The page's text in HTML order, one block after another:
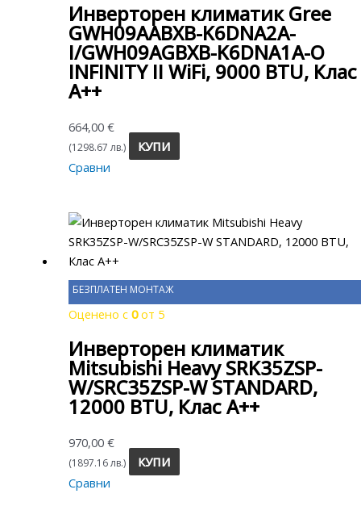
Инверторен климатик Gree
GWH09AABXB-K6DNA2A-
I/GWH09AGBXB-K6DNA1A-O
INFINITY II WiFi, 9000 BTU, Клас
A++
664,00€
(1298.67 лв.)
КУПИ
Сравни
БЕЗПЛАТЕН МОНТАЖ
Оценено с0от 5
Инверторен климатик
Mitsubishi Heavy SRK35ZSP-
W/SRC35ZSP-W STANDARD,
12000 BTU, Клас A++
970,00€
(1897.16 лв.)
КУПИ
Сравни